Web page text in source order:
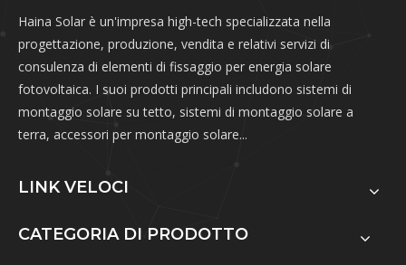
Haina Solar è un'impresa high-tech specializzata nella
progettazione, produzione, vendita e relativi servizi di
consulenza di elementi di fissaggio per energia solare
fotovoltaica. I suoi prodotti principali includono sistemi di
montaggio solare su tetto, sistemi di montaggio solare a
terra, accessori per montaggio solare...
LINK VELOCI
CATEGORIA DI PRODOTTO